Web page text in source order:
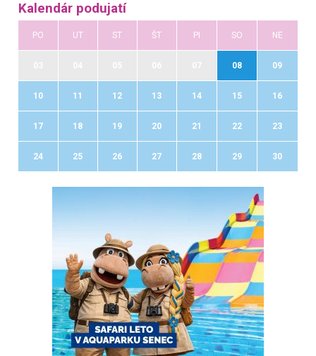
Kalendár podujatí
PO UT ST ŠT PI SO NE
08 09
10 11 12 13 14 15 16
17 18 19 20 21 22 23
24 25 26 27 28 29 30